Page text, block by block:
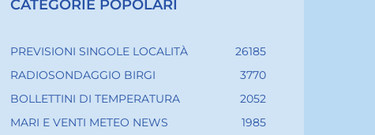
CATEGORIE POPOLARI
PREVISIONI SINGOLE LOCALITÀ
26185
RADIOSONDAGGIO BIRGI
3770
BOLLETTINI DI TEMPERATURA
2052
MARI E VENTI METEO NEWS
1985